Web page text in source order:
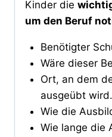
Kinder die
um den Beruf
Benötigter
Wäre dieser
Ort, an dem
ausgeübt
Wie die
Wie lange die